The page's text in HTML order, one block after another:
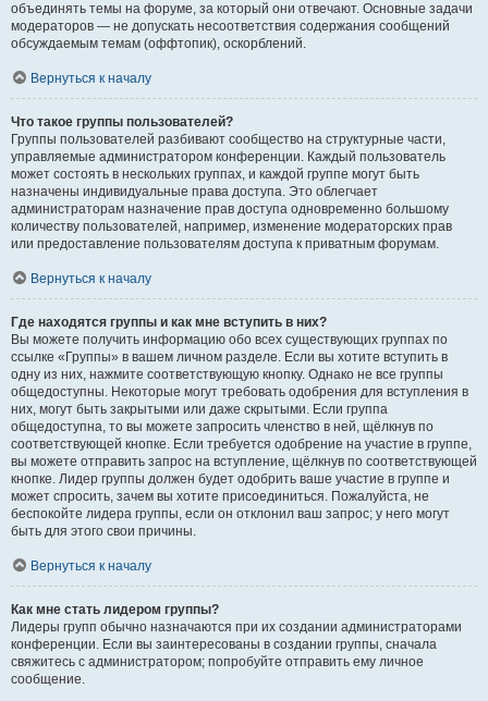
объединять темы на форуме, за который они отвечают. Основные задачи
модераторов — не допускать несоответствия содержания сообщений
обсуждаемым темам (оффтопик), оскорблений.
Вернуться к началу
Что такое группы пользователей?
Группы пользователей разбивают сообщество на структурные части,
управляемые администратором конференции. Каждый пользователь
может состоять в нескольких группах, и каждой группе могут быть
назначены индивидуальные права доступа. Это облегчает
администраторам назначение прав доступа одновременно большому
количеству пользователей, например, изменение модераторских прав
или предоставление пользователям доступа к приватным форумам.
Вернуться к началу
Где находятся группы и как мне вступить в них?
Вы можете получить информацию обо всех существующих группах по
ссылке «Группы» в вашем личном разделе. Если вы хотите вступить в
одну из них, нажмите соответствующую кнопку. Однако не все группы
общедоступны. Некоторые могут требовать одобрения для вступления в
них, могут быть закрытыми или даже скрытыми. Если группа
общедоступна, то вы можете запросить членство в ней, щёлкнув по
соответствующей кнопке. Если требуется одобрение на участие в группе,
вы можете отправить запрос на вступление, щёлкнув по соответствующей
кнопке. Лидер группы должен будет одобрить ваше участие в группе и
может спросить, зачем вы хотите присоединиться. Пожалуйста, не
беспокойте лидера группы, если он отклонил ваш запрос; у него могут
быть для этого свои причины.
Вернуться к началу
Как мне стать лидером группы?
Лидеры групп обычно назначаются при их создании администраторами
конференции. Если вы заинтересованы в создании группы, сначала
свяжитесь с администратором; попробуйте отправить ему личное
сообщение.